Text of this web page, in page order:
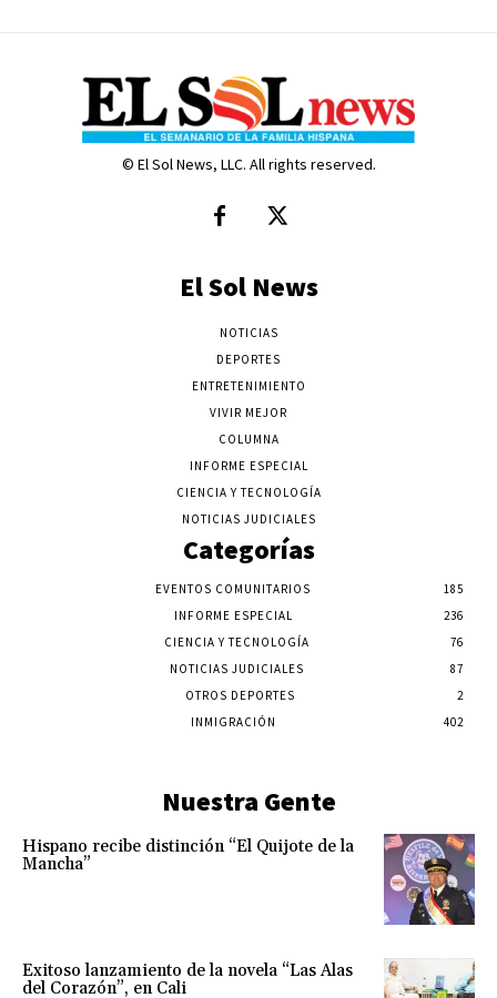
© El Sol News, LLC. All rights reserved.
El Sol News
NOTICIAS
DEPORTES
ENTRETENIMIENTO
VIVIR MEJOR
COLUMNA
INFORME ESPECIAL
CIENCIA Y TECNOLOGÍA
NOTICIAS JUDICIALES
Categorías
EVENTOS COMUNITARIOS
185
INFORME ESPECIAL
236
CIENCIA Y TECNOLOGÍA
76
NOTICIAS JUDICIALES
87
OTROS DEPORTES
2
INMIGRACIÓN
402
Nuestra Gente
Hispano recibe distinción “El Quijote de la
Mancha”
Exitoso lanzamiento de la novela “Las Alas
del Corazón”, en Cali